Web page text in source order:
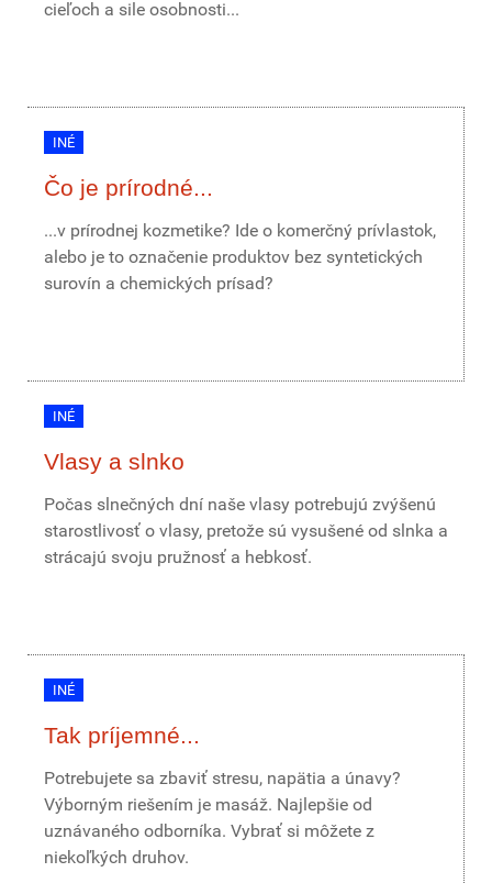
cieľoch a sile osobnosti...
INÉ
Čo je prírodné...
...v prírodnej kozmetike? Ide o komerčný prívlastok,
alebo je to označenie produktov bez syntetických
surovín a chemických prísad?
INÉ
Vlasy a slnko
Počas slnečných dní naše vlasy potrebujú zvýšenú
starostlivosť o vlasy, pretože sú vysušené od slnka a
strácajú svoju pružnosť a hebkosť.
INÉ
Tak príjemné...
Potrebujete sa zbaviť stresu, napätia a únavy?
Výborným riešením je masáž. Najlepšie od
uznávaného odborníka. Vybrať si môžete z
niekoľkých druhov.